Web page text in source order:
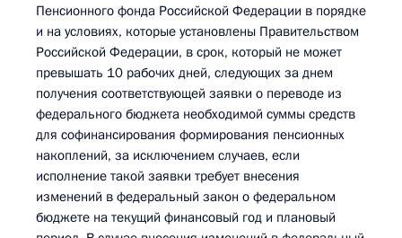
Пенсионного фонда Российской Федерации в порядке
и на условиях, которые установлены Правительством
Российской Федерации, в срок, который не может
превышать 10 рабочих дней, следующих за днем
получения соответствующей заявки о переводе из
федерального бюджета необходимой суммы средств
для софинансирования формирования пенсионных
накоплений, за исключением случаев, если
исполнение такой заявки требует внесения
изменений в федеральный закон о федеральном
бюджете на текущий финансовый год и плановый